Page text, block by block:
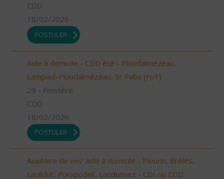
CDD
18/02/2026
POSTULER
Aide à domicile - CDD été - Ploudalmézeau,
Lampaul-Ploudalmézeau, St Pabu (H/F)
29 - Finistère
CDD
18/02/2026
POSTULER
Auxiliaire de vie/ aide à domicile - Plourin, Brélès,
Lanildut, Porspoder, Landunvez - CDI ou CDD